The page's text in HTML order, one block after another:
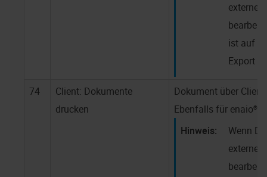
ist auf
Export
74
Client: Dokumente
drucken
Dokument über
Ebenfalls für enaio®
Wenn